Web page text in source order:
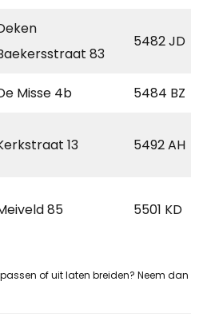
83
5482 JD
Misse 4b 5484 BZ
13 5492 AH
85 5501 KD
of uit laten breiden? Neem dan